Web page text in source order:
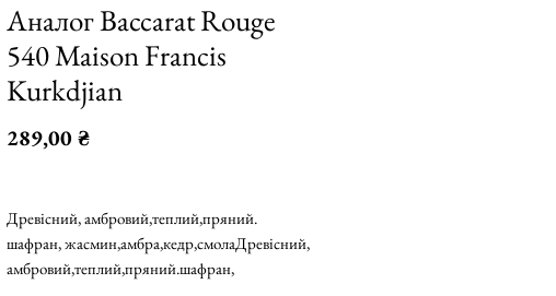
Аналог Baccarat Rouge
540 Maison Francis
Kurkdjian
289,00 ₴Ціна
за
10
Мілілітри
Древісний, амбровий,теплий,пряний.
шафран, жасмин,амбра,кедр,смолаДревісний,
амбровий,теплий,пряний.шафран,